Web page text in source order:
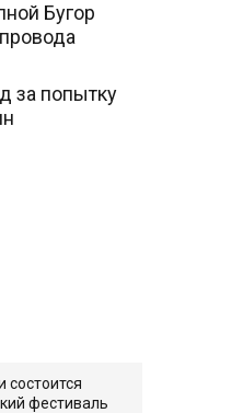
Бугор
за попытку
состоится
фестиваль